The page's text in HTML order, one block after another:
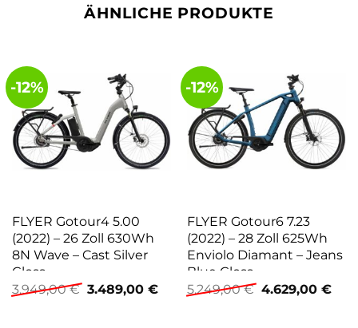
ÄHNLICHE PRODUKTE
-12%
FLYER Gotour4 5.00
(2022) – 26 Zoll 630Wh
8N Wave – Cast Silver
Gloss
3.949,00€ Ursprünglicher
3.489,00 €Aktueller
Preis
-12%
FLYER Gotour6 7.23
(2022) – 28 Zoll 625Wh
Enviolo Diamant – Jeans
Blue Gloss
5.249,00€ Ursprünglicher
4.629,00 €